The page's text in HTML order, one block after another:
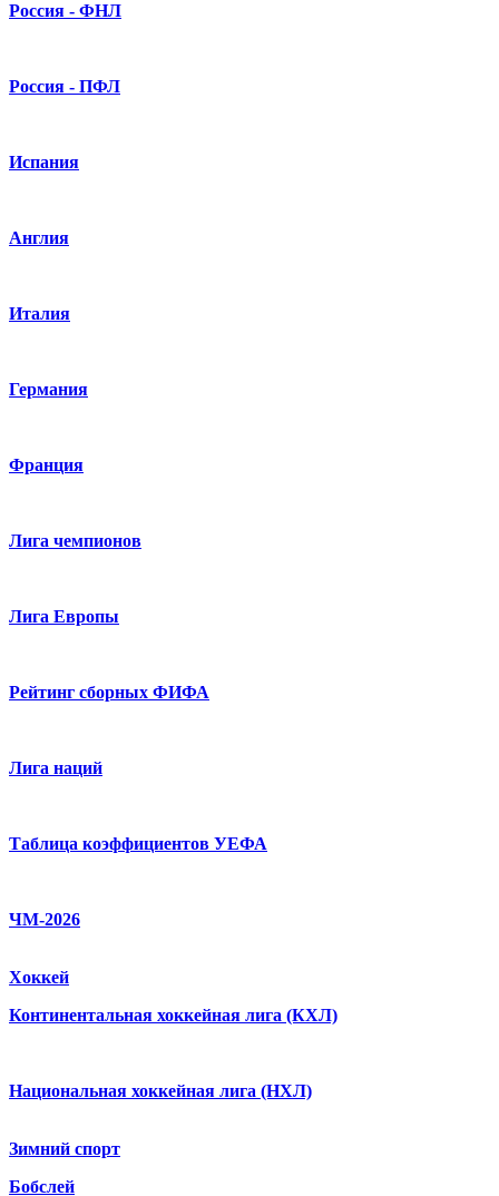
Россия - ФНЛ
Россия - ПФЛ
Испания
Англия
Италия
Германия
Франция
Лига чемпионов
Лига Европы
Рейтинг сборных ФИФА
Лига наций
Таблица коэффициентов УЕФА
ЧМ-2026
Хоккей
Континентальная хоккейная лига (КХЛ)
Национальная хоккейная лига (НХЛ)
Зимний спорт
Бобслей